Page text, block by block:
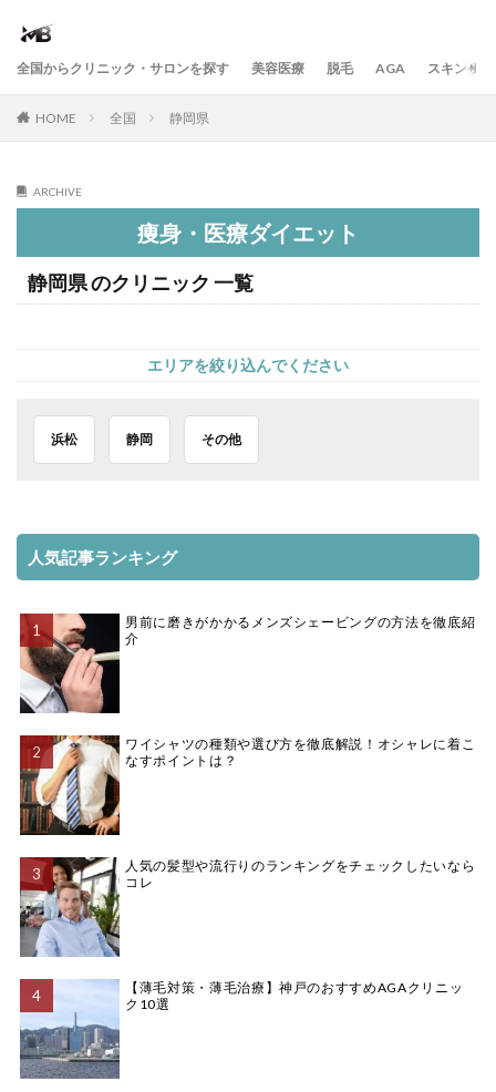
全国からクリニック・サロンを探す 美容医療 脱毛 AGA スキンケア
HOME 全国 静岡県
ARCHIVE
痩身・医療ダイエット
静岡県 のクリニック 一覧
エリアを絞り込んでください
浜松 静岡 その他
人気記事ランキング
男前に磨きがかかるメンズシェービングの方法を徹底紹
介
ワイシャツの種類や選び方を徹底解説！オシャレに着こ
なすポイントは？
人気の髪型や流行りのランキングをチェックしたいなら
コレ
【薄毛対策・薄毛治療】神戸のおすすめAGAクリニッ
ク10選